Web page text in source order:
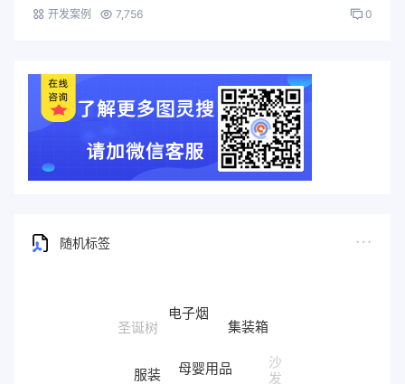
开发案例 7,756 0
随机标签
沙
发